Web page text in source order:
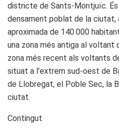
districte de Sants-Montjuïc. És
densament poblat de la ciutat,
aproximada de 140.000
una zona més antiga al voltant
zona més recent als voltants
situat a l’extrem sud-oest de
de Llobregat, el Poble Sec, la
ciutat.
Contingut